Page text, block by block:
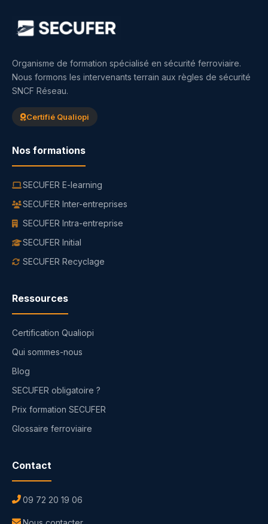
Organisme de formation spécialisé en sécurité ferroviaire.
Nous formons les intervenants terrain aux règles de sécurité
SNCF Réseau.
Certifié Qualiopi
Nos formations
SECUFER E-learning
SECUFER Inter-entreprises
SECUFER Intra-entreprise
SECUFER Initial
SECUFER Recyclage
Ressources
Certification Qualiopi
Qui sommes-nous
Blog
SECUFER obligatoire ?
Prix formation SECUFER
Glossaire ferroviaire
Contact
09 72 20 19 06